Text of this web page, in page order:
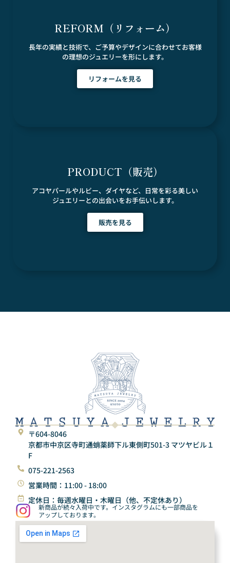
REFORM（リフォーム）
長年の実績と技術で、ご予算やデザインに合わせてお客様
の理想のジュエリーを形にします。
リフォームを見る
PRODUCT（販売）
アコヤパールやルビー、ダイヤなど、日常を彩る美しい
ジュエリーとの出会いをお手伝いします。
販売を見る
〒604-8046
京都市中京区寺町通蛸薬師下ル東側町501-3 マツヤビル１
F
075-221-2563
営業時間：11:00 - 18:00
定休日：毎週水曜日・木曜日（他、不定休あり）
新商品が続々入荷中です。インスタグラムにも一部商品を
アップしております。